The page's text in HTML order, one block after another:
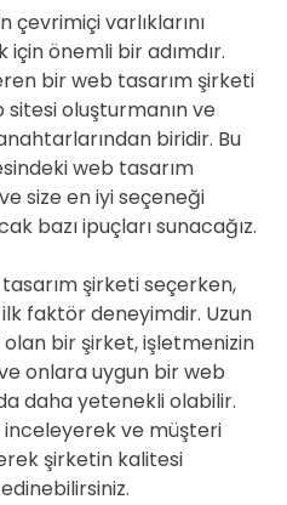
çevrimiçi varlıklarını
önemli bir adımdır.
bir web tasarım şirketi
oluşturmanın ve
biridir. Bu
web tasarım
size en iyi seçeneği
bazı ipuçları sunacağız.
şirketi seçerken,
faktör deneyimdir. Uzun
bir şirket, işletmenizin
onlara uygun bir web
daha yetenekli olabilir.
inceleyerek ve müşteri
şirketin kalitesi